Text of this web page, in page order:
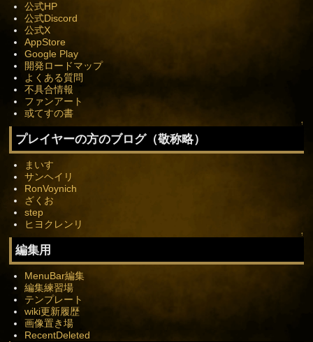
公式HP
公式Discord
公式X
AppStore
Google Play
開発ロードマップ
よくある質問
不具合情報
ファンアート
或てすの書
↑
プレイヤーの方のブログ（敬称略）
まいす
サンヘイリ
RonVoynich
ざくお
step
ヒヨクレンリ
↑
編集用
MenuBar編集
編集練習場
テンプレート
wiki更新履歴
画像置き場
RecentDeleted